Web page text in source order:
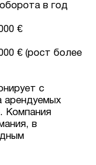
в год
€
€ (рост более
с
арендуемых
Компания
в